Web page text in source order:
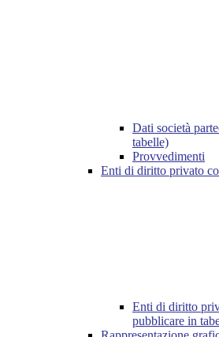
Dati società
tabelle)
Provvedimenti
Enti di diritto privato
Enti di diritto
pubblicare in